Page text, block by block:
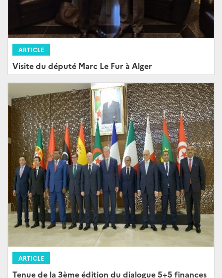
ARTICLE
Visite du député Marc Le Fur à Alger
ARTICLE
Tenue de la 3ème édition du dialogue 5+5 finances